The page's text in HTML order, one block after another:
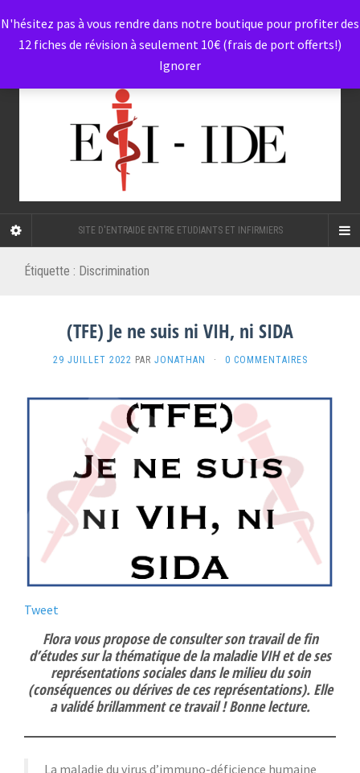
SITE D'ENTRAIDE ENTRE ETUDIANTS ET INFIRMIERS
Étiquette : Discrimination
(TFE) Je ne suis ni VIH, ni SIDA
29 JUILLET 2022 PAR JONATHAN · 0 COMMENTAIRES
Tweet
Flora vous propose de consulter son travail de fin
d’études sur la thématique de la maladie VIH et de ses
représentations sociales dans le milieu du soin
(conséquences ou dérives de ces représentations). Elle
a validé brillamment ce travail ! Bonne lecture.
La maladie du virus d’immuno-déficience humaine
N'hésitez pas à vous rendre dans notre boutique pour profiter des
12 fiches de révision à seulement 10€ (frais de port offerts!)
Ignorer